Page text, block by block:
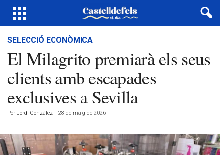
SELECCIÓ ECONÒMICA
El Milagrito premiarà els seus
clients amb escapades
exclusives a Sevilla
Por Jordi González - 28 de maig de 2026